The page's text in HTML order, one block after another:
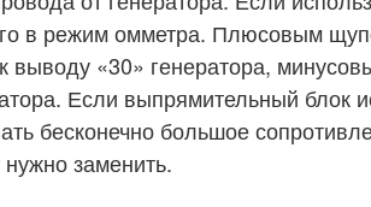
в режим омметра. Плюсовым
выводу «30» генератора,
Если выпрямительный блок
бесконечно большое
заменить.